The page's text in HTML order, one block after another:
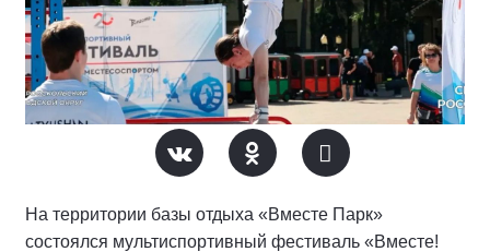
На территории базы отдыха «Вместе Парк»
состоялся мультиспортивный фестиваль «Вместе!